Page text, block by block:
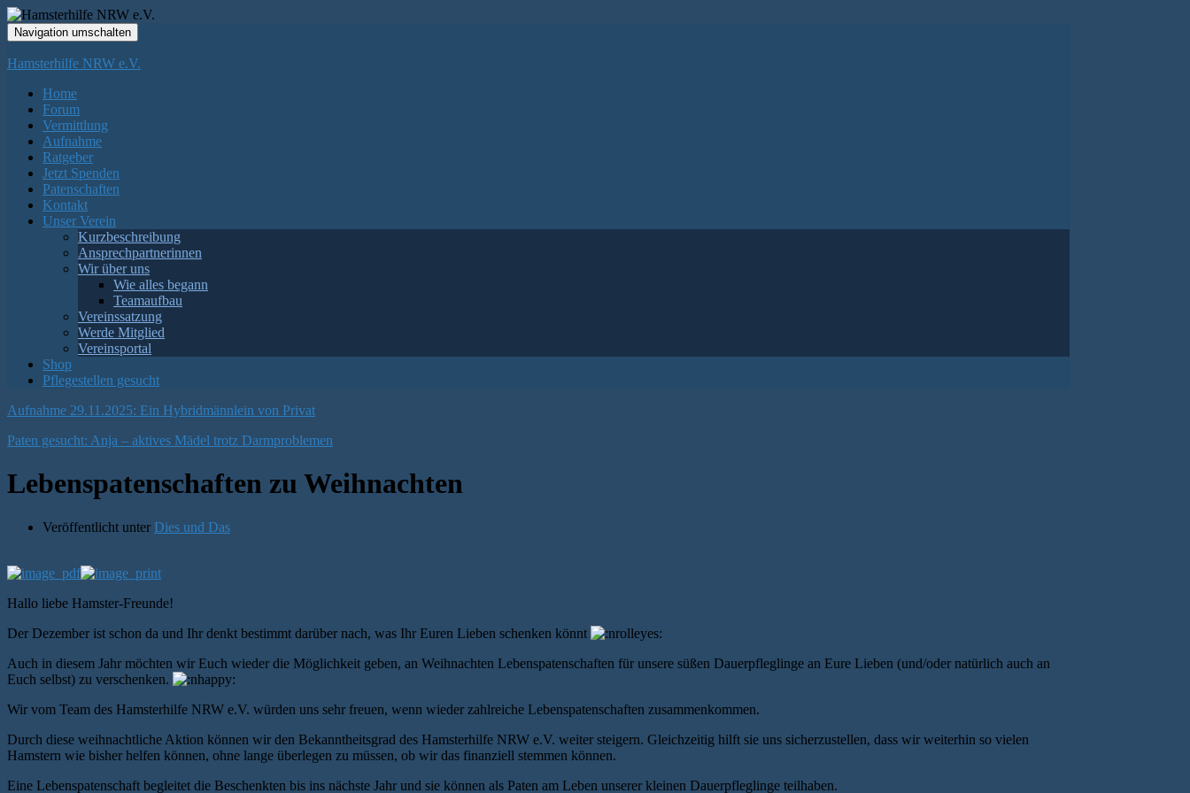
Navigation umschalten
Hamsterhilfe NRW e.V.
Home
Forum
Vermittlung
Aufnahme
Ratgeber
Jetzt Spenden
Patenschaften
Kontakt
Unser Verein
Kurzbeschreibung
Ansprechpartnerinnen
Wir über uns
Wie alles begann
Teamaufbau
Vereinssatzung
Werde Mitglied
Vereinsportal
Shop
Pflegestellen gesucht
Aufnahme 29.11.2025: Ein Hybridmännlein von Privat
Paten gesucht: Anja – aktives Mädel trotz Darmproblemen
Lebenspatenschaften zu Weihnachten
Veröffentlicht unter Dies und Das
Hallo liebe Hamster-Freunde!
Der Dezember ist schon da und Ihr denkt bestimmt darüber nach, was Ihr Euren Lieben schenken könnt
Auch in diesem Jahr möchten wir Euch wieder die Möglichkeit geben, an Weihnachten Lebenspatenschaften für unsere süßen Dauerpfleglinge an Eure Lieben (und/oder natürlich auch an
Euch selbst) zu verschenken.
Wir vom Team des Hamsterhilfe NRW e.V. würden uns sehr freuen, wenn wieder zahlreiche Lebenspatenschaften zusammenkommen.
Durch diese weihnachtliche Aktion können wir den Bekanntheitsgrad des Hamsterhilfe NRW e.V. weiter steigern. Gleichzeitig hilft sie uns sicherzustellen, dass wir weiterhin so vielen
Hamstern wie bisher helfen können, ohne lange überlegen zu müssen, ob wir das finanziell stemmen können.
Eine Lebenspatenschaft begleitet die Beschenkten bis ins nächste Jahr und sie können als Paten am Leben unserer kleinen Dauerpfleglinge teilhaben.